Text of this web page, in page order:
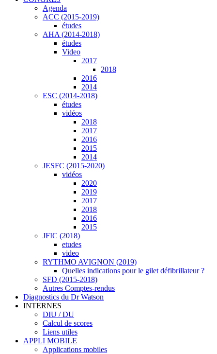
Agenda
ACC (2015-2019)
études
AHA (2014-2018)
études
Video
2017
2018
2016
2014
ESC (2014-2018)
études
vidéos
2018
2017
2016
2015
2014
JESFC (2015-2020)
vidéos
2020
2019
2017
2018
2016
2015
JFIC (2018)
etudes
video
RYTHMO AVIGNON (2019)
Quelles indications pour le gilet défibrillateur ?
SFD (2015-2018)
Autres Comptes-rendus
Diagnostics du Dr Watson
INTERNES
DIU / DU
Calcul de scores
Liens utiles
APPLI MOBILE
Applications mobiles